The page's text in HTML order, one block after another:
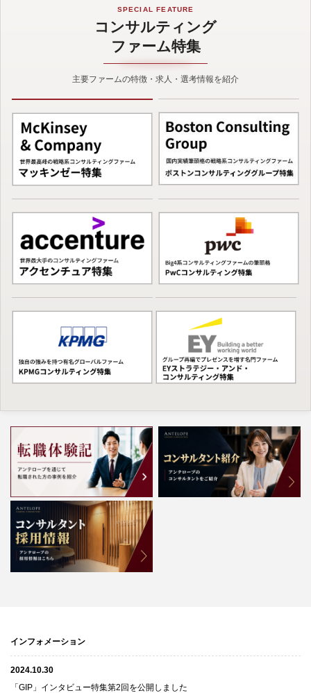
SPECIAL FEATURE
コンサルティング
ファーム特集
主要ファームの特徴・求人・選考情報を紹介
インフォメーション
2024.10.30
「GIP」インタビュー特集第2回を公開しました